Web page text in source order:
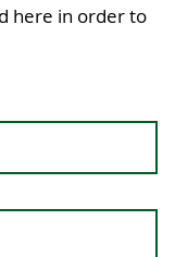
here in order to